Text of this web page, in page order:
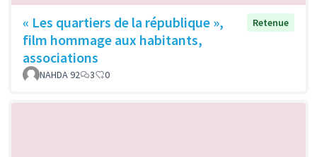
« Les quartiers de la république »,
film hommage aux habitants,
associations
Retenue
NAHDA 92 3 0